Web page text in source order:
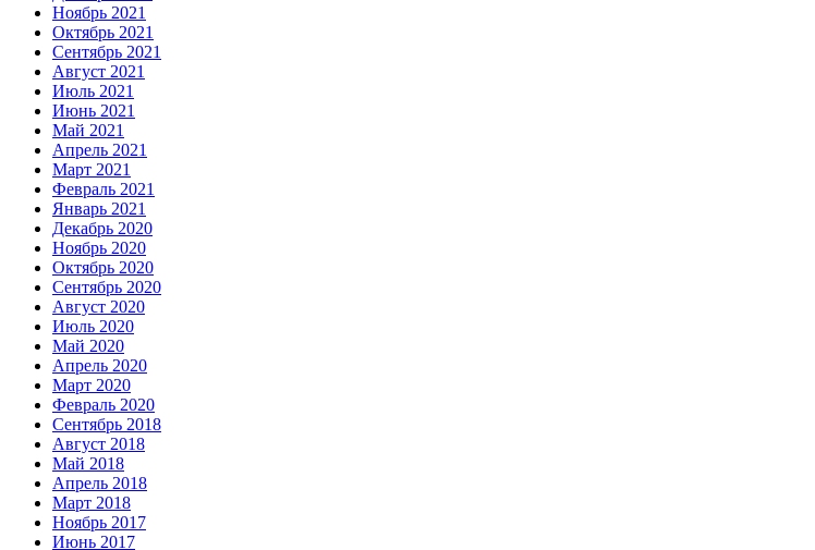
Ноябрь 2021
Октябрь 2021
Сентябрь 2021
Август 2021
Июль 2021
Июнь 2021
Май 2021
Апрель 2021
Март 2021
Февраль 2021
Январь 2021
Декабрь 2020
Ноябрь 2020
Октябрь 2020
Сентябрь 2020
Август 2020
Июль 2020
Май 2020
Апрель 2020
Март 2020
Февраль 2020
Сентябрь 2018
Август 2018
Май 2018
Апрель 2018
Март 2018
Ноябрь 2017
Июнь 2017